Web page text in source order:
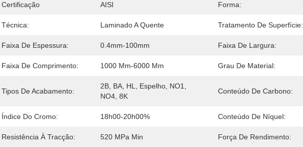
Certificação AISI Forma:
Técnica: Laminado A Quente Tratamento De Superfície:
Faixa De Espessura: 0.4mm-100mm Faixa De Largura:
Faixa De Comprimento: 1000 Mm-6000 Mm Grau De Material:
Tipos De Acabamento:
2B, BA, HL, Espelho, NO1,
NO4, 8K
Conteúdo De Carbono:
Índice Do Cromo: 18h00-20h00% Conteúdo De Níquel:
Resistência À Tracção: 520 MPa Min Força De Rendimento: